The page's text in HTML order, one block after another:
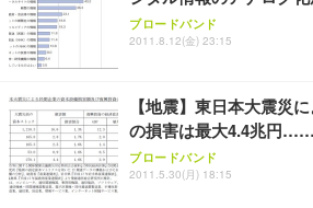
務用 おしゃれ パソコンチェ
ANDWINT オフィスチェア
ト 幅52×奥行58.5×高さ84
勤務 ブラック
￥4,139
【MiniLED/24.5inch/280Hz/
像低減 (3年保証 | 輝点保証
￥34,980
アイリスオーヤマ ペットシ
￥3,731
ブロードバンド
2011.8.12(金) 23:15
【地震】東日本大震災
の損害は最大4.4兆円
ブロードバンド
2011.5.30(月) 18:15